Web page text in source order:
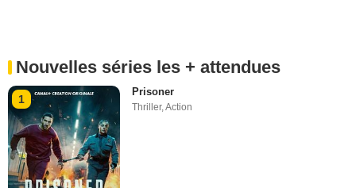
Nouvelles séries les + attendues
1
Prisoner
Thriller,Action